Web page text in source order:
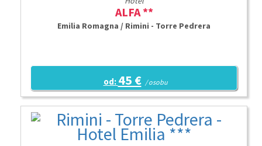
ALFA **
Emilia Romagna / Rimini - Torre Pedrera
od: 45 € / osobu